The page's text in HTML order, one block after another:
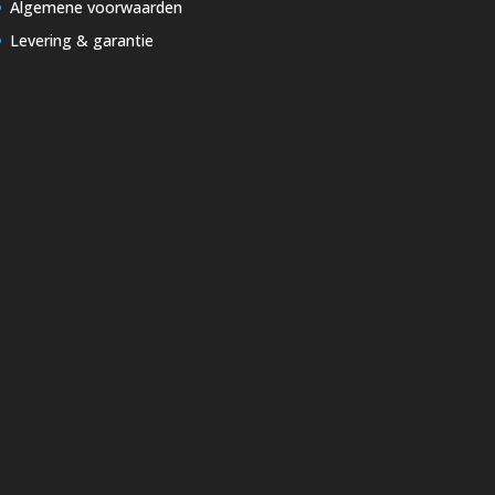
Algemene voorwaarden
Levering & garantie